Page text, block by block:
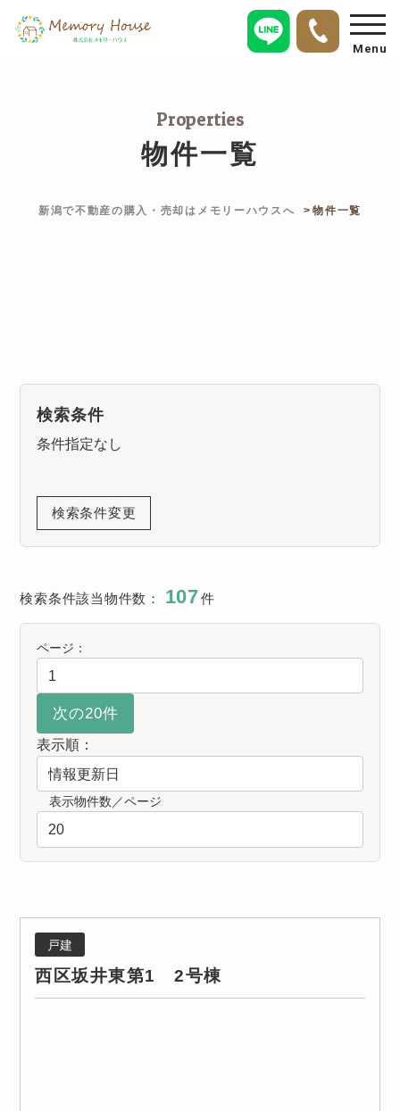
Menu
Properties
物件一覧
新潟で不動産の購入・売却はメモリーハウスへ 物件一覧
検索条件
条件指定なし
検索条件変更
検索条件該当物件数： 107件
ページ：
表示順：
表示物件数／ページ
戸建
西区坂井東第1 2号棟